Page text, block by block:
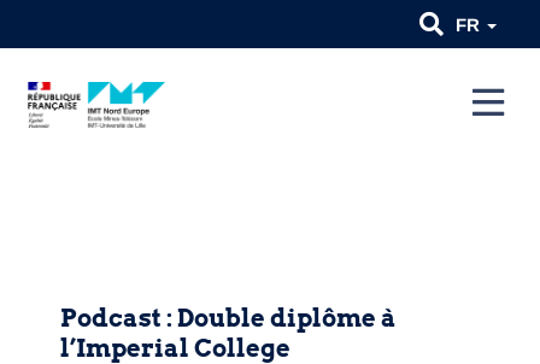
FR
Podcast : Double diplôme à
l’Imperial College